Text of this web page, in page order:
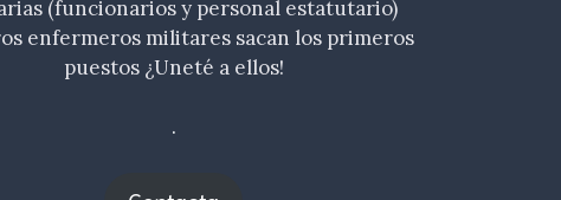
(funcionarios y personal estatutario)
enfermeros militares sacan los primeros
puestos ¿Uneté a ellos!
.